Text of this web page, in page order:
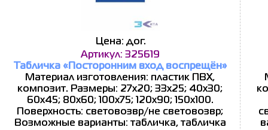
Цена: дог.
Артикул: 325619
Табличка «Посторонним вход воспрещён»
Материал изготовления: пластик ПВХ,
композит. Размеры: 27x20; 33x25; 40x30;
60x45; 80x60; 100x75; 120x90; 150x100.
Поверхность: световозвр/не световозвр;
Возможные варианты: табличка, табличка